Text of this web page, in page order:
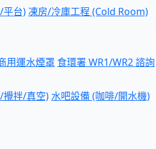
平台)凍房/冷庫工程 (Cold Room)
用運水煙罩 食環署 WR1/WR2 諮詢
攪拌/真空)水吧設備 (咖啡/開水機)